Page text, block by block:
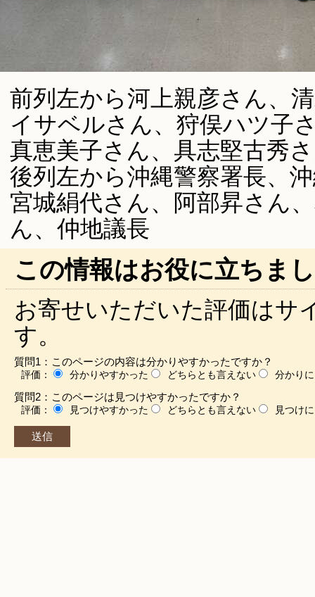
前列左から河上親彦さん、
イサベルさん、狩俣ハツ子
真恵美子さん、具志堅古秀
後列左から沖縄警察署長、
宮城絹代さん、阿部昇さん
ん、仲地議長
この情報はお役に立ちま
お寄せいただいた評価はサ
す。
質問1：このページの内容は分かりやすかったですか？
評価： 分かりやすかった どちらとも言えない 分かり
質問2：このページは見つけやすかったですか？
評価： 見つけやすかった どちらとも言えない 見つけ